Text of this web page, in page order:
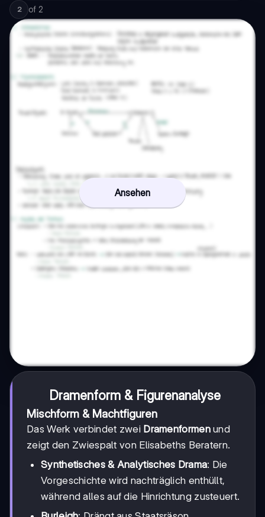
2 of 2
Ansehen
Dramenform & Figurenanalyse
Mischform & Machtfiguren
Das Werk verbindet zwei Dramenformenund
zeigt den Zwiespalt von Elisabeths Beratern.
Synthetisches & Analytisches Drama: Die
Vorgeschichte wird nachträglich enthüllt,
während alles auf die Hinrichtung zusteuert.